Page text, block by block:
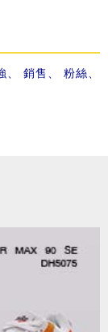
、 銷售、 粉絲、